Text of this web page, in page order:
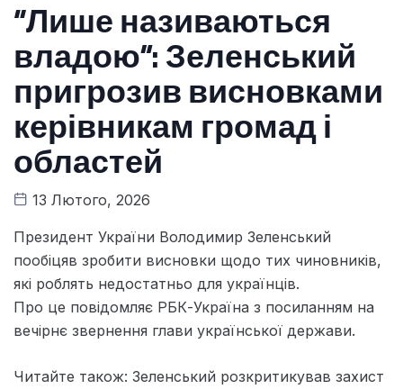
“Лише називаються
владою”: Зеленський
пригрозив висновками
керівникам громад і
областей
13 Лютого, 2026
Президент України Володимир Зеленський
пообіцяв зробити висновки щодо тих чиновників,
які роблять недостатньо для українців.
Про це повідомляє РБК-Україна з посиланням на
вечірнє звернення глави української держави.
Читайте також: Зеленський розкритикував захист